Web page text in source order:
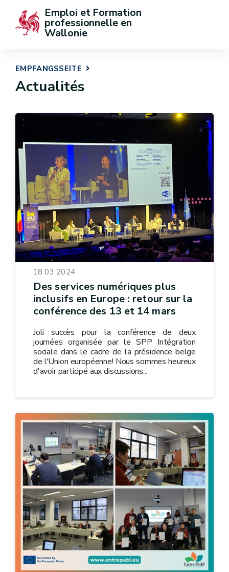
Emploi et Formation
professionnelle en
Wallonie
EMPFANGSSEITE
Actualités
18.03.2024
Des services numériques plus
inclusifs en Europe : retour sur la
conférence des 13 et 14 mars
Joli succès pour la conférence de deux
journées organisée par le SPP Intégration
sociale dans le cadre de la présidence belge
de l'Union européenne! Nous sommes heureux
d'avoir participé aux discussions...